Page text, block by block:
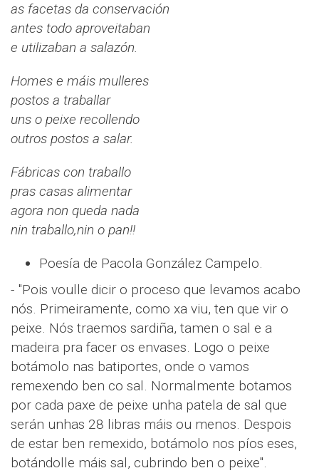
as facetas da conservación
antes todo aproveitaban
e utilizaban a salazón.
Homes e máis mulleres
postos a traballar
uns o peixe recollendo
outros postos a salar.
Fábricas con traballo
pras casas alimentar
agora non queda nada
nin traballo,nin o pan!!
Poesía de Pacola González Campelo.
- "Pois voulle dicir o proceso que levamos acabo
nós. Primeiramente, como xa viu, ten que vir o
peixe. Nós traemos sardiña, tamen o sal e a
madeira pra facer os envases. Logo o peixe
botámolo nas batiportes, onde o vamos
remexendo ben co sal. Normalmente botamos
por cada paxe de peixe unha patela de sal que
serán unhas 28 libras máis ou menos. Despois
de estar ben remexido, botámolo nos píos eses,
botándolle máis sal, cubrindo ben o peixe".